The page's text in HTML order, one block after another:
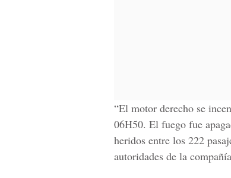
“El motor derecho se
06H50. El fuego fue
heridos entre los 222
autoridades de la